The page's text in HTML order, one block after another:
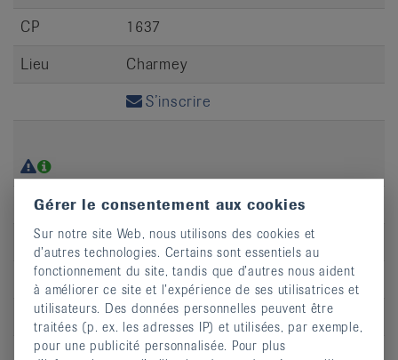
CP
1637
Lieu
Charmey
S’inscrire
Jour
me
Heure
09:35 - 10:00
Adresse
Les Bains de Charmey
CP
1637
Lieu
Charmey
Gérer le consentement aux cookies
Sur notre site Web, nous utilisons des cookies et
d’autres technologies. Certains sont essentiels au
fonctionnement du site, tandis que d’autres nous aident
à améliorer ce site et l’expérience de ses utilisatrices et
utilisateurs. Des données personnelles peuvent être
traitées (p. ex. les adresses IP) et utilisées, par exemple,
pour une publicité personnalisée. Pour plus